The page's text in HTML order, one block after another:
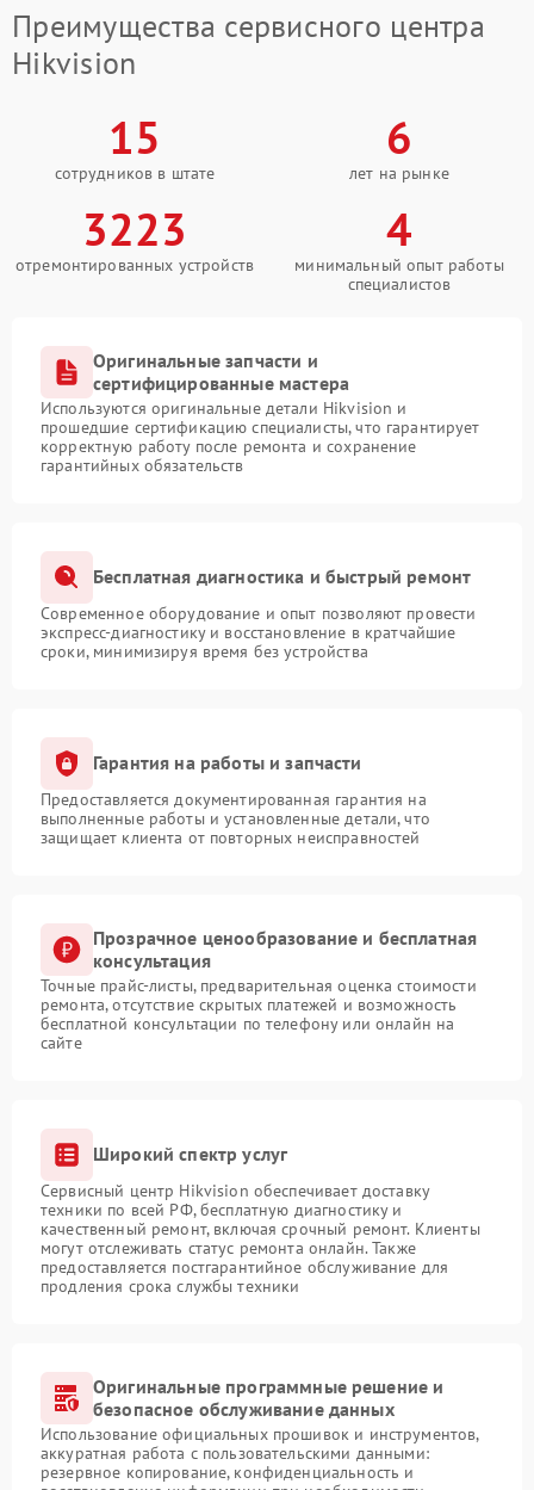
Преимущества сервисного центра
Hikvision
15
сотрудников в штате
6
лет на рынке
3223
отремонтированных устройств
4
минимальный опыт работы
специалистов
Оригинальные запчасти и
сертифицированные мастера
Используются оригинальные детали Hikvision и
прошедшие сертификацию специалисты, что гарантирует
корректную работу после ремонта и сохранение
гарантийных обязательств
Бесплатная диагностика и быстрый ремонт
Современное оборудование и опыт позволяют провести
экспресс-диагностику и восстановление в кратчайшие
сроки, минимизируя время без устройства
Гарантия на работы и запчасти
Предоставляется документированная гарантия на
выполненные работы и установленные детали, что
защищает клиента от повторных неисправностей
Прозрачное ценообразование и бесплатная
консультация
Точные прайс-листы, предварительная оценка стоимости
ремонта, отсутствие скрытых платежей и возможность
бесплатной консультации по телефону или онлайн на
сайте
Широкий спектр услуг
Сервисный центр Hikvision обеспечивает доставку
техники по всей РФ, бесплатную диагностику и
качественный ремонт, включая срочный ремонт. Клиенты
могут отслеживать статус ремонта онлайн. Также
предоставляется постгарантийное обслуживание для
продления срока службы техники
Оригинальные программные решение и
безопасное обслуживание данных
Использование официальных прошивок и инструментов,
аккуратная работа с пользовательскими данными:
резервное копирование, конфиденциальность и